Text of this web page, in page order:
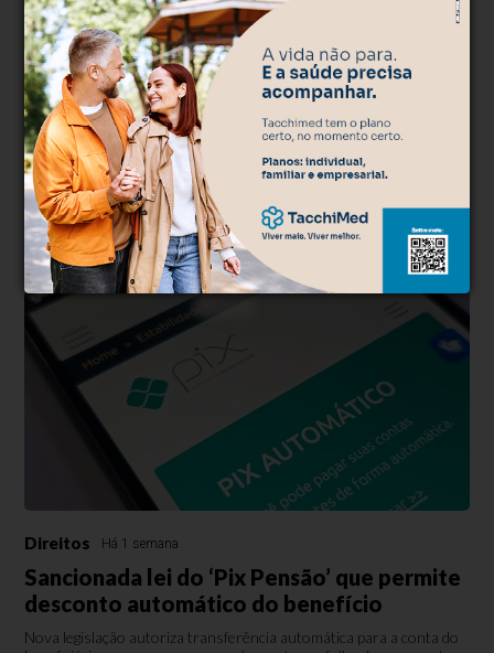
realizá-lo. Nos reservamos ao direito de reprovar ou eliminar
comentários em desacordo com o propósito do site ou que
contenham palavras ofensivas.
500caracteres restantes.
Comentar
Direitos Há 1 semana
Sancionada lei do ‘Pix Pensão’ que permite
desconto automático do benefício
Nova legislação autoriza transferência automática para a conta do